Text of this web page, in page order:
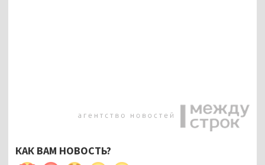
КАК ВАМ НОВОСТЬ?